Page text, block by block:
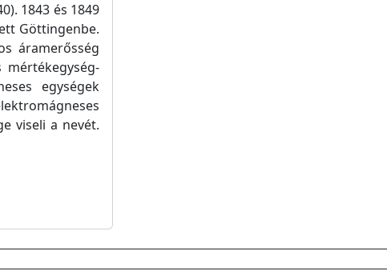
1843 és 1849
Göttingenbe.
áramerősség
mértékegység-
egységek
viseli a nevét.